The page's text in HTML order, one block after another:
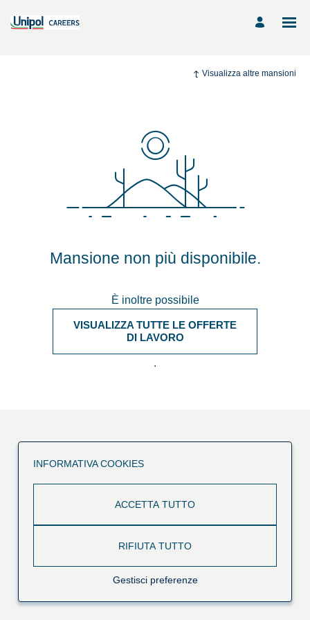
Visualizza altre mansioni
Mansione non più disponibile.
È inoltre possibile
VISUALIZZA TUTTE LE OFFERTE
DI LAVORO
.
INFORMATIVA COOKIES
ACCETTA TUTTO
RIFIUTA TUTTO
Gestisci preferenze